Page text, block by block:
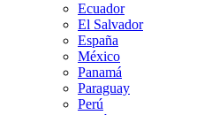
Ecuador
El Salvador
España
México
Panamá
Paraguay
Perú